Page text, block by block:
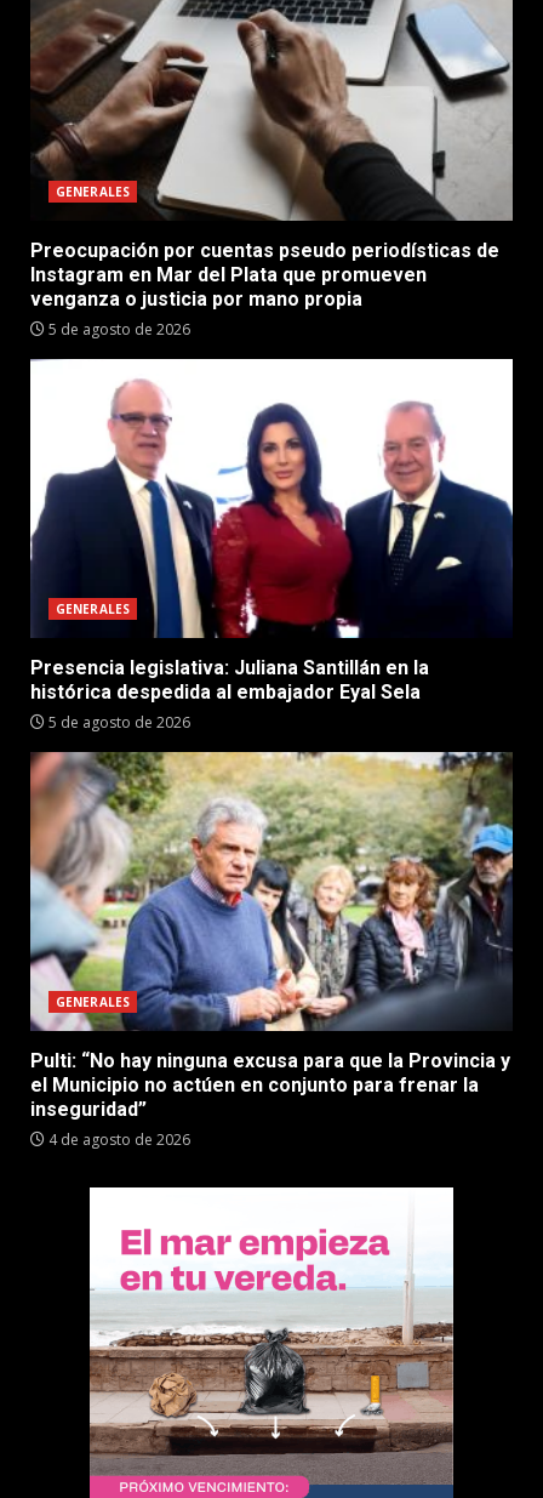
GENERALES
Preocupación por cuentas pseudo periodísticas de
Instagram en Mar del Plata que promueven
venganza o justicia por mano propia
5 de agosto de 2026
GENERALES
Presencia legislativa: Juliana Santillán en la
histórica despedida al embajador Eyal Sela
5 de agosto de 2026
GENERALES
Pulti: “No hay ninguna excusa para que la Provincia y
el Municipio no actúen en conjunto para frenar la
inseguridad”
4 de agosto de 2026